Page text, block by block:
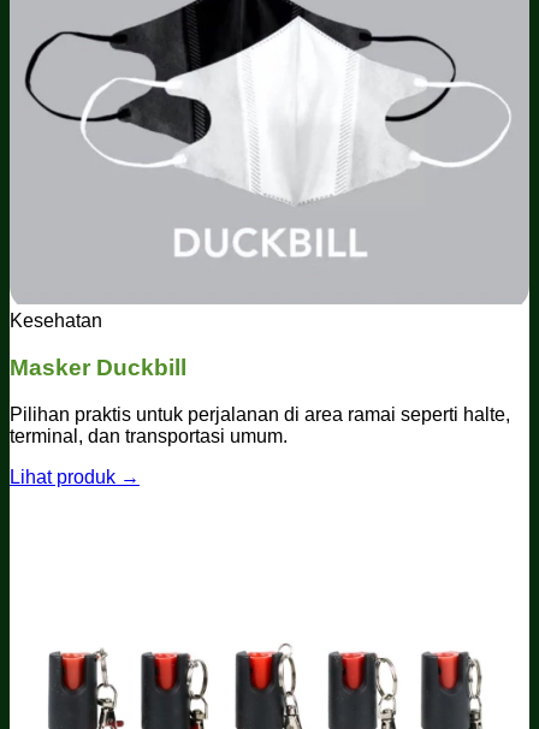
Kesehatan
Masker Duckbill
Pilihan praktis untuk perjalanan di area ramai seperti halte,
terminal, dan transportasi umum.
Lihat produk →